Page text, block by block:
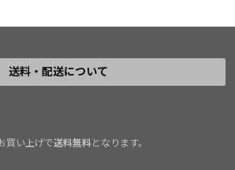
た。両足とも冷たくならず、私たちは
少し難しそうな表情。言いたいことは
2ピンで構成された柔軟性に長けた足
た洗練されたラスト、それに加えて
たコストパフォーマンス。大人の事
送料・配送について
買い上げで送料無料となります。